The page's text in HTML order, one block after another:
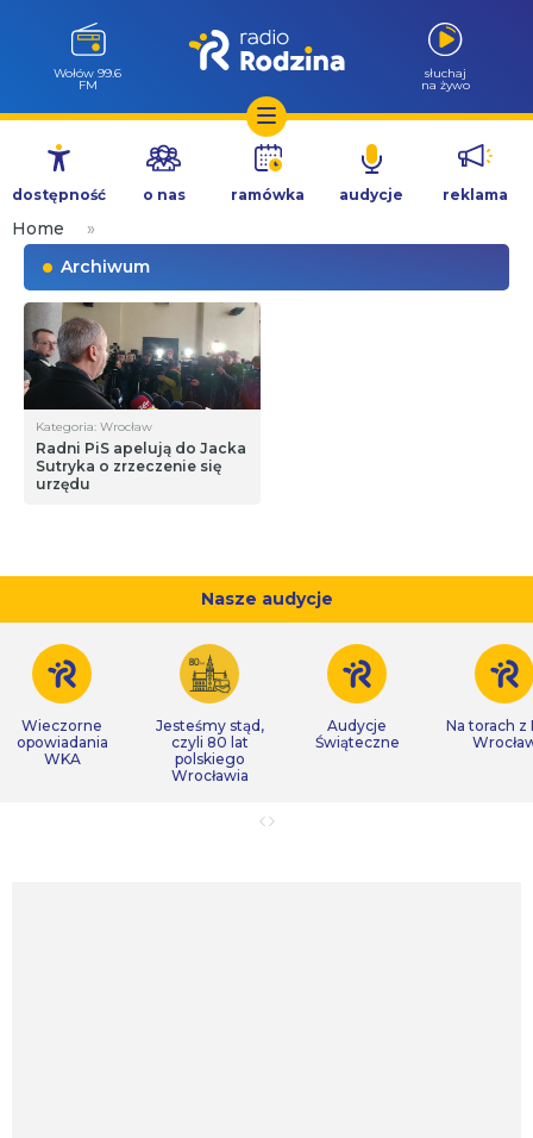
Przejdź
treści
Wołów 99.6
FM
słuchaj
na żywo
dostępność o nas ramówka audycje reklama
Home
»
Archiwum
Kategoria: Wrocław
Radni PiS apelują do Jacka
Sutryka o zrzeczenie się
urzędu
Nasze audycje
Wieczorne
opowiadania
WKA
Jesteśmy stąd,
czyli 80 lat
polskiego
Wrocławia
Audycje
Świąteczne
Na torach z